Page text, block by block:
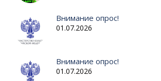
Внимание опрос!
01.07.2026
Внимание опрос!
01.07.2026